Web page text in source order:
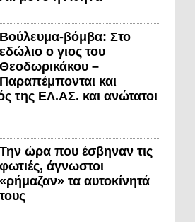
Βούλευμα-βόμβα: Στο
εδώλιο ο γιος του
Θεοδωρικάκου –
Παραπέμπονται και
της ΕΛ.ΑΣ. και ανώτατοι
Την ώρα που έσβηναν τις
φωτιές, άγνωστοι
«ρήμαζαν» τα αυτοκίνητά
τους